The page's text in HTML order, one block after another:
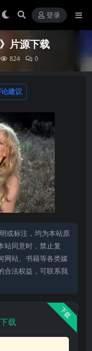
登录
片源下载
824 0
建议
或标注，均为本站原
站同意时，禁止复
网站、书籍等各类媒
合法权益，可联系我
下载
载